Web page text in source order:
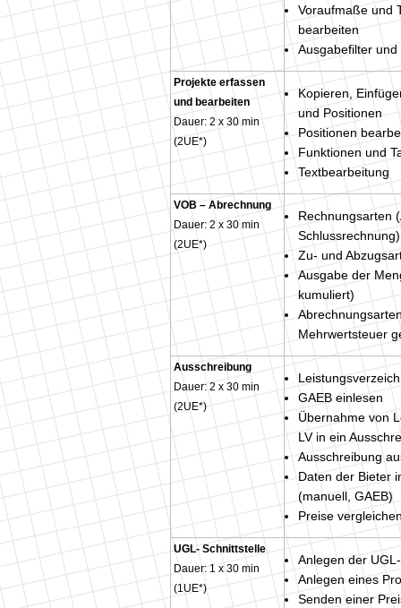
Voraufmaße und
bearbeiten
Ausgabefilter
Projekte erfassen
und bearbeiten
Dauer: 2 x 30 min
(2UE*)
Kopieren,
und Positionen
Positionen
Funktionen und
Textbearbeitung
VOB – Abrechnung
Dauer: 2 x 30 min
(2UE*)
Rechnungsarten
Schlussrechnung)
Zu- und
Ausgabe der
kumuliert)
Mehrwertsteuer
Ausschreibung
Dauer: 2 x 30 min
(2UE*)
GAEB einlesen
Übernahme von
LV in ein
Ausschreibung
Daten der Bieter
(manuell, GAEB)
Preise
UGL- Schnittstelle
Dauer: 1 x 30 min
(1UE*)
Anlegen der
Anlegen eines
Senden einer